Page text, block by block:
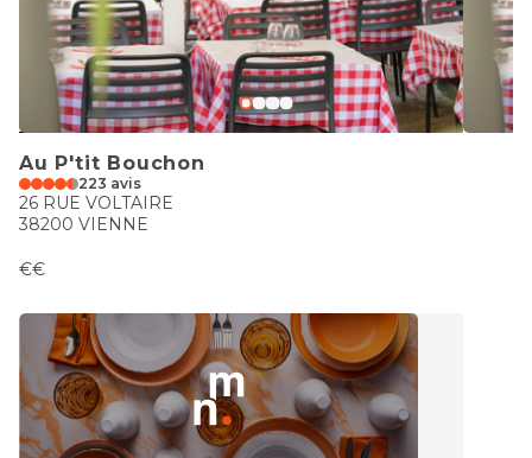
Au P'tit Bouchon
223 avis
26 RUE VOLTAIRE
38200 VIENNE
€€